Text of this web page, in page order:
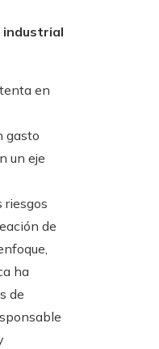
en
gasto
un eje
riesgos
de
ha
de